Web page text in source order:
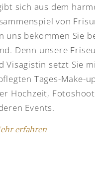
sich aus dem
von
uns bekommen Sie
Denn unsere
Visagistin setzt Sie
Tages-Make-
Hochzeit,
Events.
erfahren